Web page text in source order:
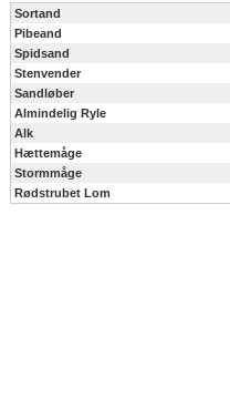
Sortand
Pibeand
Spidsand
Stenvender
Sandløber
Almindelig Ryle
Alk
Hættemåge
Stormmåge
Rødstrubet Lom